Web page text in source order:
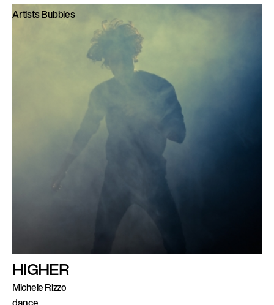
Artists Bubbles
HIGHER
Michele Rizzo
dance